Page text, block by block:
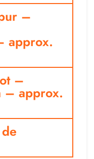
–
approx.
–
– approx.